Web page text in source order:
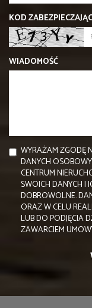
KOD
WIADOMOŚĆ
WYRAŻAM ZGODĘ
DANYCH
CENTRUM
SWOICH DANYCH I
DOBROWOLNE.
ORAZ W CELU
LUB DO PODJĘCIA
ZAWARCIEM